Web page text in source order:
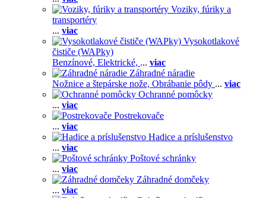
Voziky, fúriky a
transportéry
... viac
Vysokotlakové
čističe (WAPky)
Benzínové, Elektrické, ... viac
Záhradné náradie
Nožnice a štepárske nože, Obrábanie pôdy ... viac
Ochranné pomôcky
... viac
Postrekovače
... viac
Hadice a príslušenstvo
... viac
Poštové schránky
... viac
Záhradné domčeky
... viac